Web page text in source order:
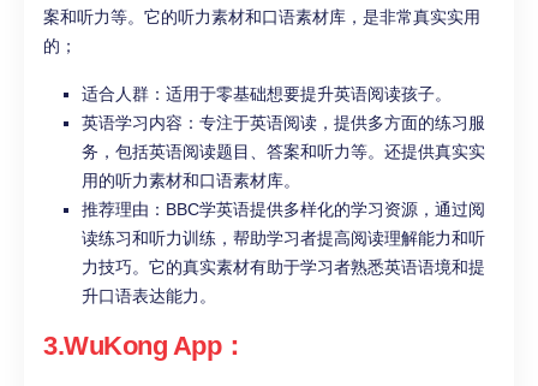
案和听力等。它的听力素材和口语素材库，是非常真实实用
的；
适合人群：适用于零基础想要提升英语阅读孩子。
英语学习内容：专注于英语阅读，提供多方面的练习服
务，包括英语阅读题目、答案和听力等。还提供真实实
用的听力素材和口语素材库。
推荐理由：BBC学英语提供多样化的学习资源，通过阅
读练习和听力训练，帮助学习者提高阅读理解能力和听
力技巧。它的真实素材有助于学习者熟悉英语语境和提
升口语表达能力。
3.WuKong App：